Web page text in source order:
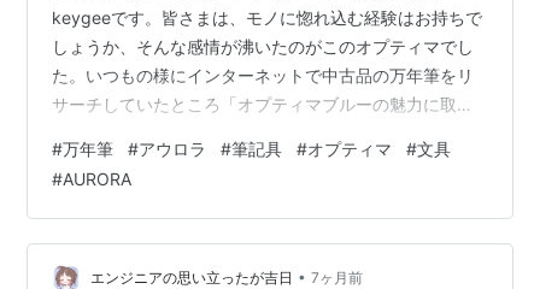
keygeeです。皆さまは、モノに惚れ込む経験はお持ちで
しょうか、そんな感情が沸いたのがこのオプティマでし
た。いつもの様にインターネットで中古品の万年筆をリ
サーチしていたところ「オプティマブルーの魅力に取り
んで拝見させていただくと、吸い込まれそうな鮮やかな
ブルーでペンサイズも私に丁度良い長さなのです。イン
ク吸引方法もピストン吸引で、リザーブタンクもついて
いるんです。素晴らしい ネットなどでは、 インク窓の部
分胴軸がポキット折れた シャリシャリ系など話されてい
#万年筆 #アウロラ #筆記具 #オプティマ #文具
#AURORA
エンジニアの思い立ったが吉日 • 7ヶ月前